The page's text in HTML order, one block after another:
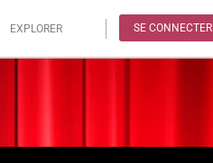
EXPLORER SE CONNECTER